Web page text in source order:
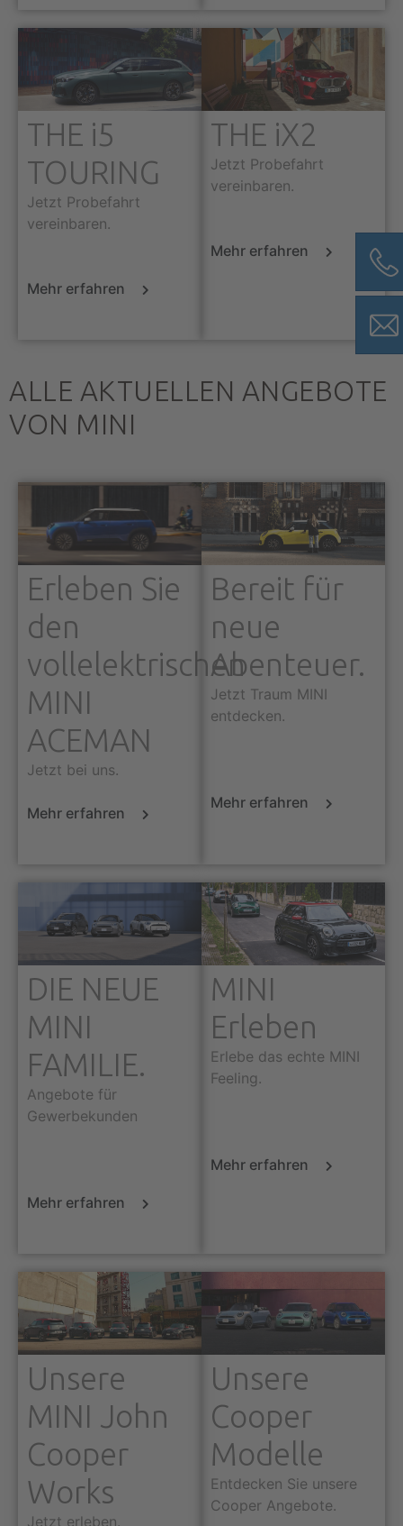
THE i5
TOURING
Jetzt Probefahrt
vereinbaren.
Mehr erfahren
THE iX2
Jetzt Probefahrt
vereinbaren.
Mehr erfahren
ALLE AKTUELLEN ANGEBOTE
VON MINI
Erleben Sie
den
vollelektrischen
MINI
ACEMAN
Jetzt bei uns.
Mehr erfahren
Bereit für
neue
Abenteuer.
Jetzt Traum MINI
entdecken.
Mehr erfahren
DIE NEUE
MINI
FAMILIE.
Angebote für
Gewerbekunden
Mehr erfahren
MINI
Erleben
Erlebe das echte MINI
Feeling.
Mehr erfahren
Unsere
MINI John
Cooper
Works
Jetzt erleben.
Unsere
Cooper
Modelle
Entdecken Sie unsere
Cooper Angebote.